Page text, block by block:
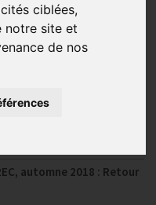
ciblées,
notre site et
de nos
printemps 2019 :
automne 2018 : Retour